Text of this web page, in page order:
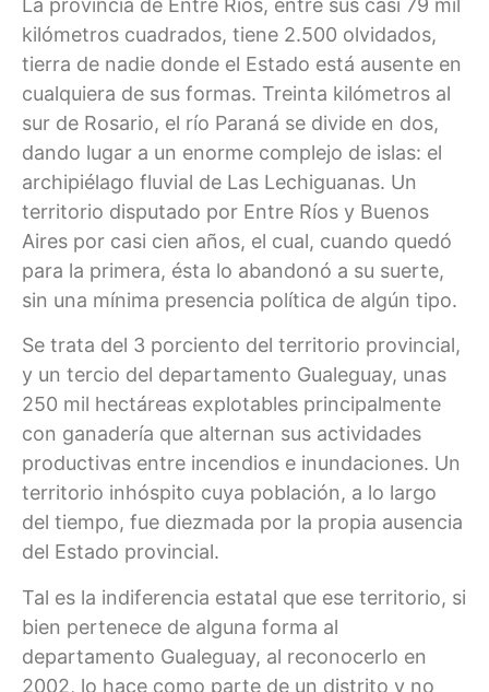
La provincia de Entre Ríos, entre sus casi 79 mil
kilómetros cuadrados, tiene 2.500 olvidados,
tierra de nadie donde el Estado está ausente en
cualquiera de sus formas. Treinta kilómetros al
sur de Rosario, el río Paraná se divide en dos,
dando lugar a un enorme complejo de islas: el
archipiélago fluvial de Las Lechiguanas. Un
territorio disputado por Entre Ríos y Buenos
Aires por casi cien años, el cual, cuando quedó
para la primera, ésta lo abandonó a su suerte,
sin una mínima presencia política de algún tipo.
Se trata del 3 porciento del territorio provincial,
y un tercio del departamento Gualeguay, unas
250 mil hectáreas explotables principalmente
con ganadería que alternan sus actividades
productivas entre incendios e inundaciones. Un
territorio inhóspito cuya población, a lo largo
del tiempo, fue diezmada por la propia ausencia
del Estado provincial.
Tal es la indiferencia estatal que ese territorio, si
bien pertenece de alguna forma al
departamento Gualeguay, al reconocerlo en
2002, lo hace como parte de un distrito y no